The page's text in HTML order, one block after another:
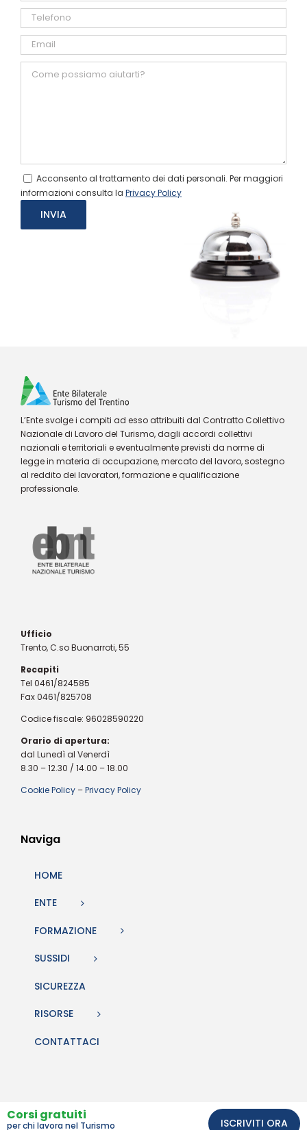
Acconsento al trattamento dei dati personali. Per maggiori
informazioni consulta la Privacy Policy
Corsi gratuiti
per chi lavora nel Turismo ISCRIVITI ORA
L’Ente svolge i compiti ad esso attribuiti dal Contratto Collettivo
Nazionale di Lavoro del Turismo, dagli accordi collettivi
nazionali e territoriali e eventualmente previsti da norme di
legge in materia di occupazione, mercato del lavoro, sostegno
al reddito dei lavoratori, formazione e qualificazione
professionale.
Ufficio
Trento, C.so Buonarroti, 55
Recapiti
Tel 0461/824585
Fax 0461/825708
Codice fiscale: 96028590220
Orario di apertura:
dal Lunedì al Venerdì
8.30 – 12.30 / 14.00 – 18.00
Cookie Policy –Privacy Policy
Naviga
HOME
ENTE
FORMAZIONE
SUSSIDI
SICUREZZA
RISORSE
CONTATTACI